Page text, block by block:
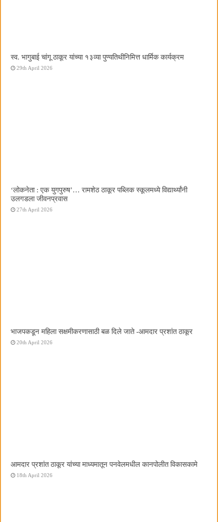
स्व. भागुबाई चांगू ठाकूर यांच्या १३व्या पुण्यतिथीनिमित्त धार्मिक कार्यक्रम
29th April 2026
‌‘लोकनेता : एक युगपुरुष‌’… रामशेठ ठाकूर पब्लिक स्कूलमध्ये विद्यार्थ्यांनी
उलगडला जीवनप्रवास
27th April 2026
भाजपकडून महिला सक्षमीकरणासाठी बळ दिले जाते -आमदार प्रशांत ठाकूर
20th April 2026
आमदार प्रशांत ठाकूर यांच्या माध्यमातून पनवेलमधील कानपोलीत विकासकामे
18th April 2026